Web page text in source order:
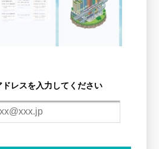
レスを入力してください